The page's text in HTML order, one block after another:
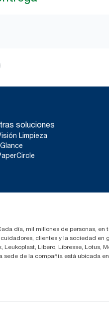
soluciones
Limpieza
día, mil millones de personas,
clientes y la sociedad
Libero, Libresse, Lotus,
de la compañía está ubicada